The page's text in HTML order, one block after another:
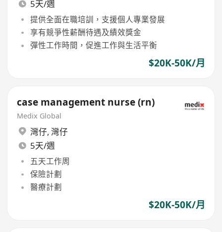
5天/週
提供全面在職培訓，支援個人專業發展
享有競爭性薪酬待遇及績效獎金
彈性工作時間，促進工作與生活平衡
$20K-50K/月
case management nurse (rn)
Medix Global
灣仔, 灣仔
5天/週
五天工作周
保險計劃
醫療計劃
$20K-50K/月